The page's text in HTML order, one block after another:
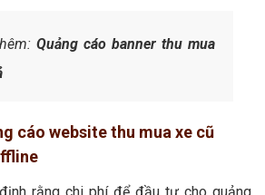
Quảng cáo banner thu mua
cáo website thu mua xe cũ